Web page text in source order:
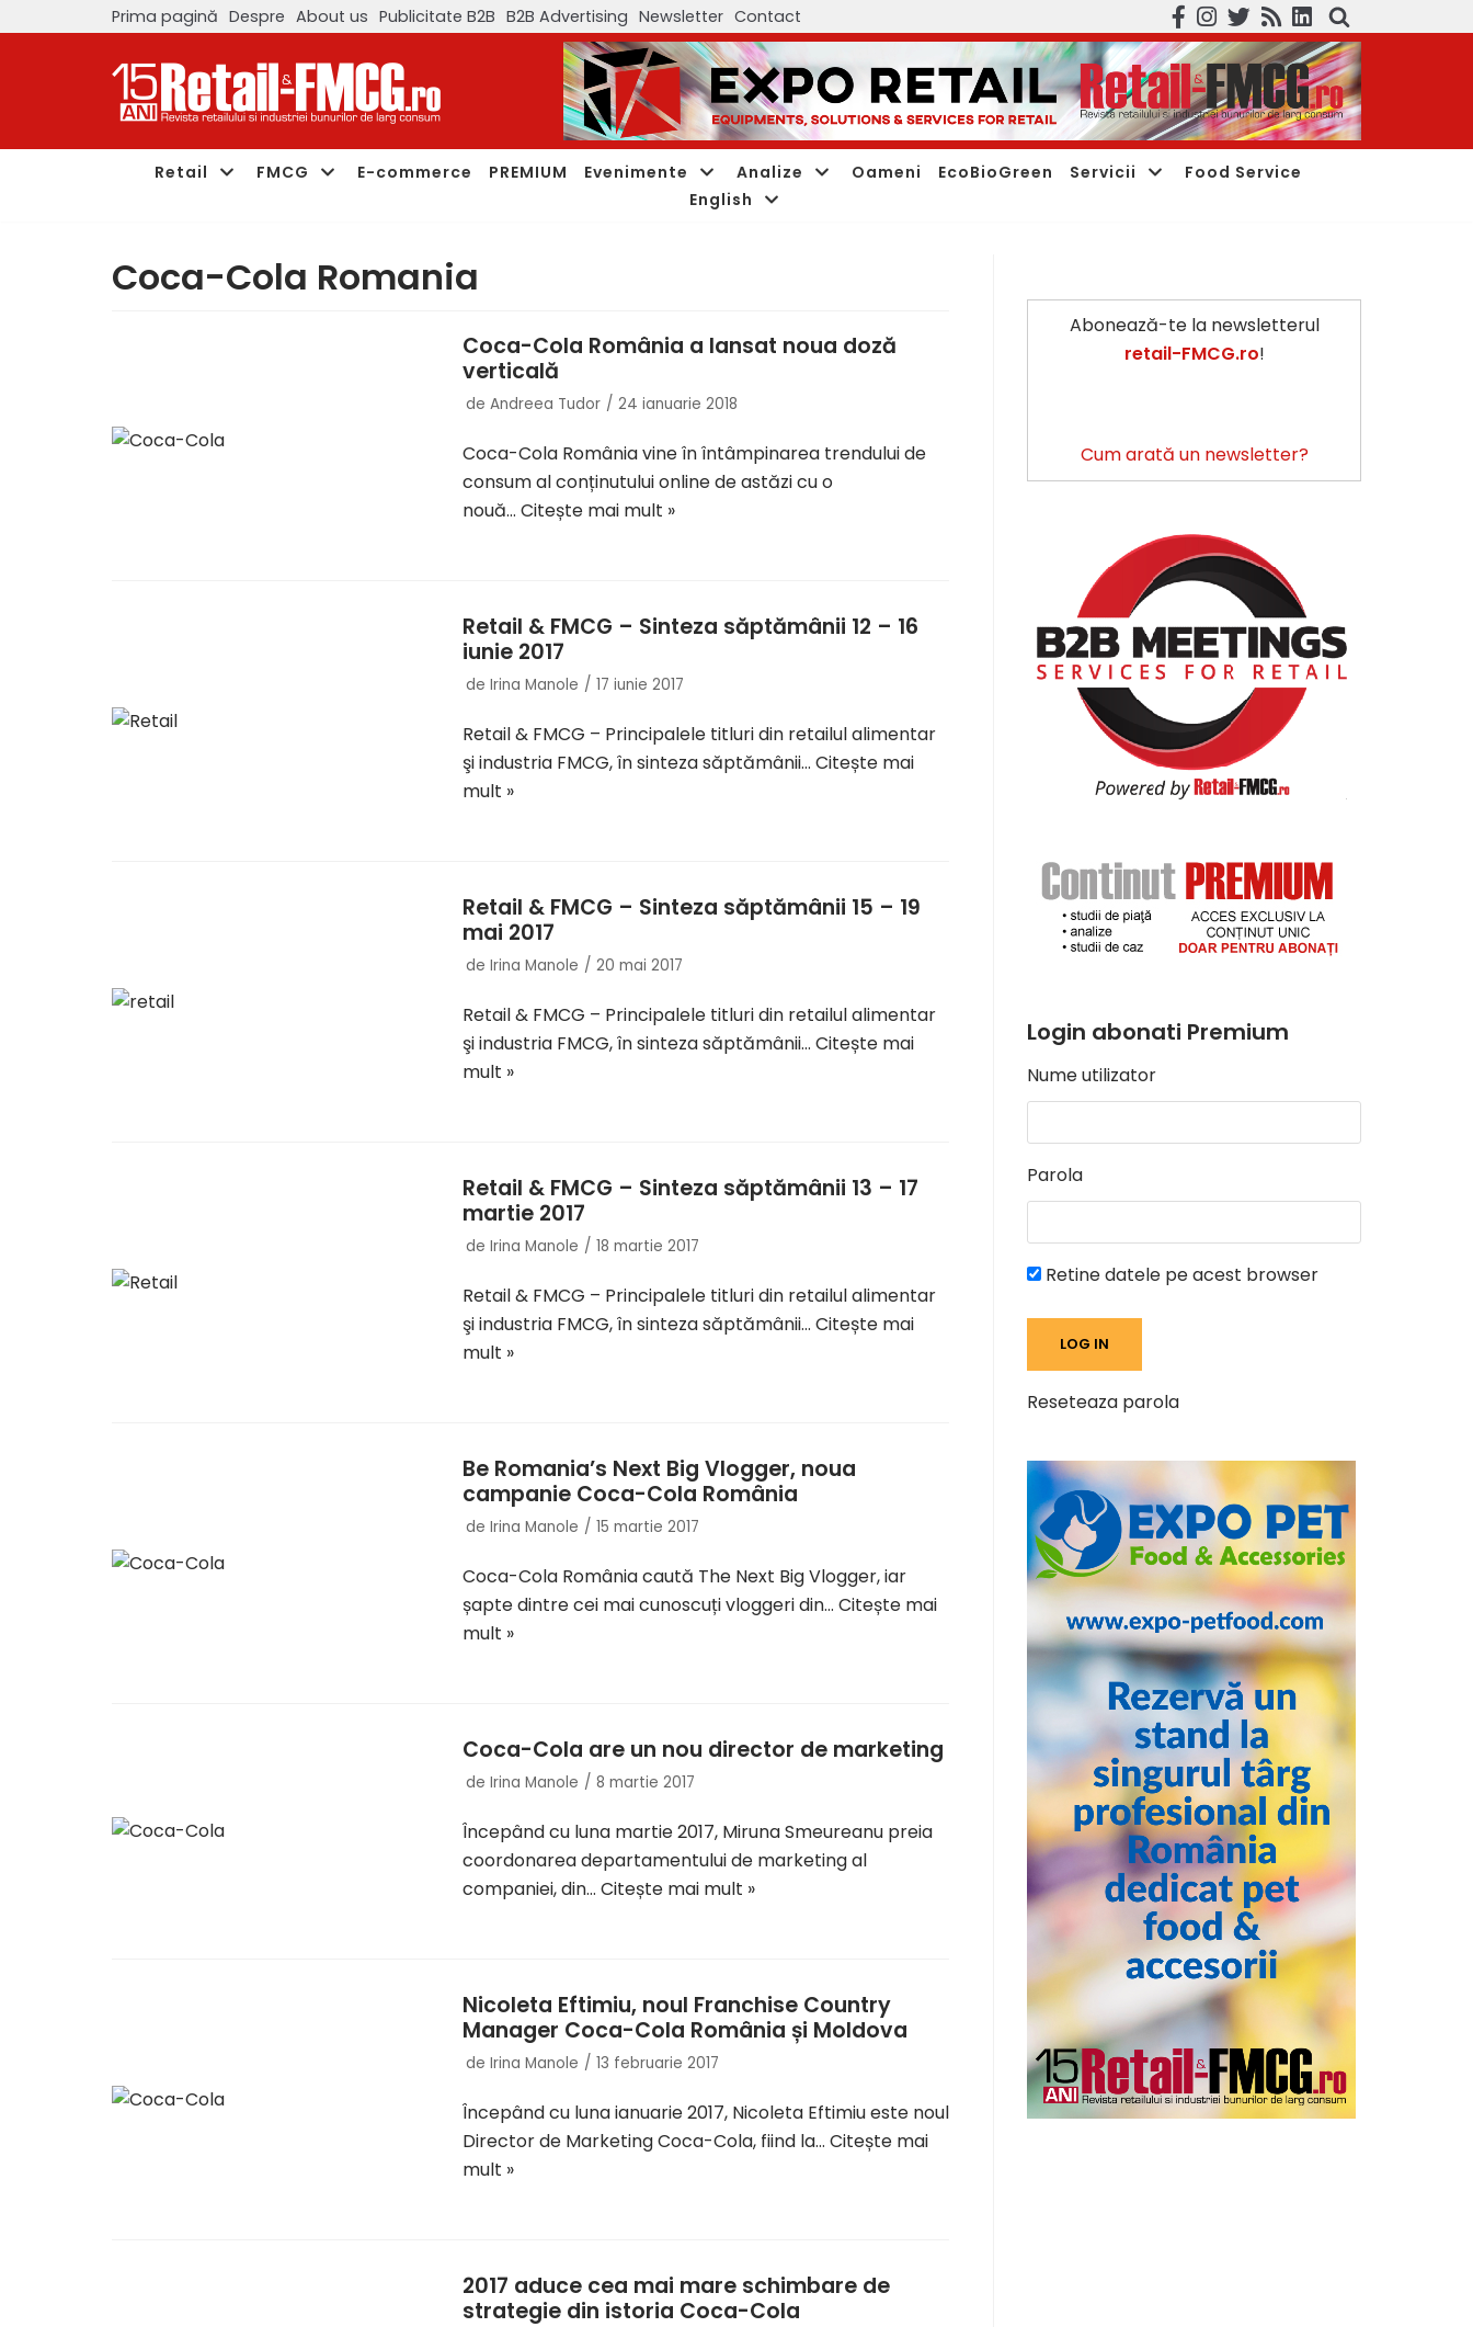
Prima pagină Despre About us Publicitate B2B B2B Advertising Newsletter Contact
Retail FMCG E-commerce PREMIUM Evenimente Analize Oameni EcoBioGreen Servicii
Food Service
English
Coca-Cola Romania
Coca-Cola România a lansat noua doză
verticală
de Andreea Tudor 24 ianuarie 2018
Coca-Cola România vine în întâmpinarea trendului de
consum al conținutului online de astăzi cu o
nouă… Citește mai mult »
Retail & FMCG – Sinteza săptămânii 12 – 16
iunie 2017
de Irina Manole 17 iunie 2017
Retail & FMCG – Principalele titluri din retailul alimentar
şi industria FMCG, în sinteza săptămânii… Citește mai
mult »
Retail & FMCG – Sinteza săptămânii 15 – 19
mai 2017
de Irina Manole 20 mai 2017
Retail & FMCG – Principalele titluri din retailul alimentar
şi industria FMCG, în sinteza săptămânii… Citește mai
mult »
Retail & FMCG – Sinteza săptămânii 13 – 17
martie 2017
de Irina Manole 18 martie 2017
Retail & FMCG – Principalele titluri din retailul alimentar
şi industria FMCG, în sinteza săptămânii… Citește mai
mult »
Be Romania’s Next Big Vlogger, noua
campanie Coca-Cola România
de Irina Manole 15 martie 2017
Coca-Cola România caută The Next Big Vlogger, iar
șapte dintre cei mai cunoscuți vloggeri din… Citește mai
mult »
Coca-Cola are un nou director de marketing
de Irina Manole 8 martie 2017
Începând cu luna martie 2017, Miruna Smeureanu preia
coordonarea departamentului de marketing al
companiei, din… Citește mai mult »
Nicoleta Eftimiu, noul Franchise Country
Manager Coca-Cola România și Moldova
de Irina Manole 13 februarie 2017
Începând cu luna ianuarie 2017, Nicoleta Eftimiu este noul
Director de Marketing Coca-Cola, fiind la… Citește mai
mult »
2017 aduce cea mai mare schimbare de
strategie din istoria Coca-Cola
Abonează-te la newsletterul
retail-FMCG.ro!
Cum arată un newsletter?
Login abonati Premium
Nume utilizator
Parola
Retine datele pe acest browser
Reseteaza parola